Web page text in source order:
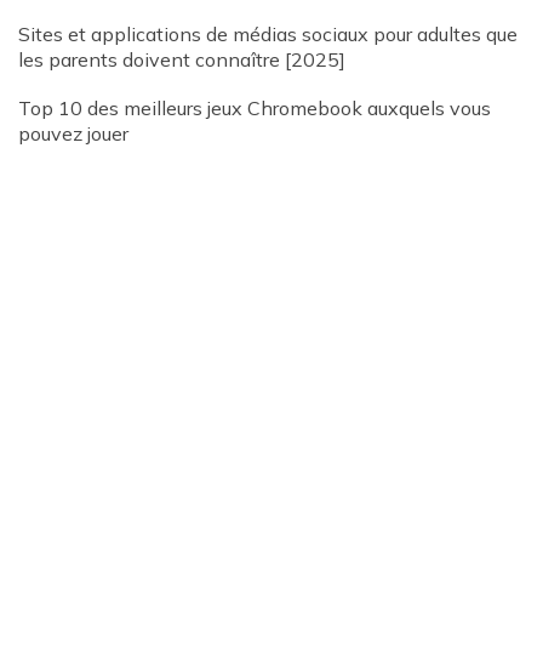
Sites et applications de médias sociaux pour adultes que
les parents doivent connaître [2025]
Top 10 des meilleurs jeux Chromebook auxquels vous
pouvez jouer